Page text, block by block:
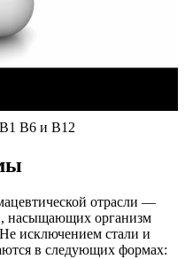
B6 и B12
отрасли —
насыщающих организм
исключением стали и
в следующих формах: